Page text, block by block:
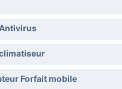
Forfait mobile